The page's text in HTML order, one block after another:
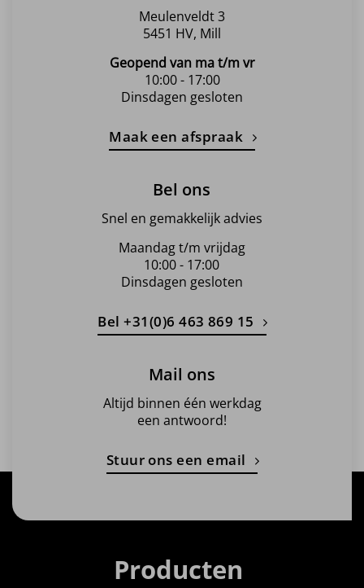
Meulenveldt 3
5451 HV, Mill
Geopend van ma t/m vr
10:00 - 17:00
Dinsdagen gesloten
Maak een afspraak
Bel ons
Snel en gemakkelijk advies
Maandag t/m vrijdag
10:00 - 17:00
Dinsdagen gesloten
Bel +31(0)6 463 869 15
Mail ons
Altijd binnen één werkdag
een antwoord!
Stuur ons een email
Producten